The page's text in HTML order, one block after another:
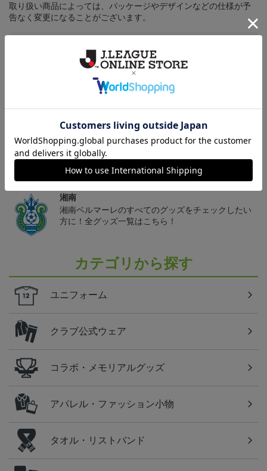
取り扱い商品によっては、パッケージやデザインなどの仕様が予
告なく変更になることがございます。
決済について
ギフト対応について
湘南
湘南ベルマーレのすべてのグッズをチェックしたい
方に！全グッズ一覧はこちら！
カテゴリから探す
ユニフォーム
クラブ公式ウェア
コラボ・メモリアルグッズ
アパレル・ファッション小物
タオル・リストバンド